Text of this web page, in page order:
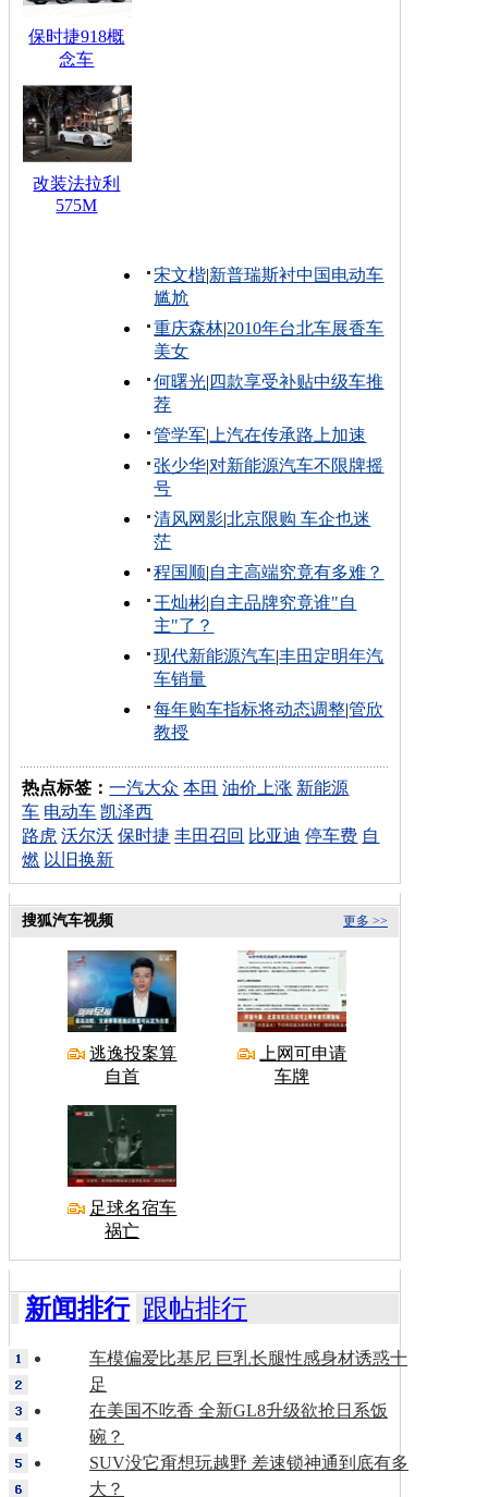
保时捷918概
念车
改装法拉利
575M
宋文楷|新普瑞斯衬中国电动车
尴尬
重庆森林|2010年台北车展香车
美女
何曙光| 四款享受补贴中级车推
荐
管学军| 上汽在传承路上加速
张少华|对新能源汽车不限牌摇
号
清风网影|北京限购 车企也迷
茫
程国顺|自主高端究竟有多难？
王灿彬|自主品牌究竟谁"自
主"了？
现代新能源汽车|丰田定明年汽
车销量
每年购车指标将动态调整|管欣
教授
热点标签：一汽大众 本田 油价上涨 新能源
车 电动车 凯泽西
路虎 沃尔沃 保时捷 丰田召回 比亚迪 停车费 自
燃 以旧换新
更多 >>
搜狐汽车视频
逃逸投案算
自首
上网可申请
车牌
足球名宿车
祸亡
新闻排行 跟帖排行
车模偏爱比基尼 巨乳长腿性感身材诱惑十
足
在美国不吃香 全新GL8升级欲抢日系饭
碗？
SUV没它甭想玩越野 差速锁神通到底有多
大？